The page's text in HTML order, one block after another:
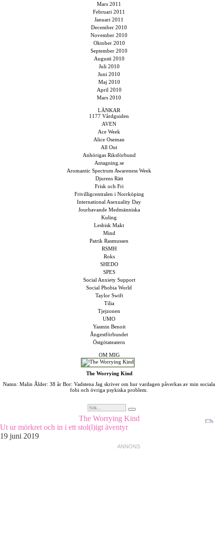
Mars 2011
Februari 2011
Januari 2011
December 2010
November 2010
Oktober 2010
September 2010
Augusti 2010
Juli 2010
Juni 2010
Maj 2010
April 2010
Mars 2010
LÄNKAR
1177 Vårdguiden
AVEN
Ace Week
Alice Oseman
All Out
Anhörigas Riksförbund
Antagning.se
Aromantic Spectrum Awareness Week
Djurens Rätt
Frisk och Fri
Frivilligcentralen i Norrköping
International Asexuality Day
Jourhavande Medmänniska
Kuling
Lesbisk Makt
Mind
Patrik Rasmussen
RSMH
Roks
SHEDO
SPES
Social Anxiety Support
Social Phobia World
Taylor Swift
Tilia
Tjejzonen
UMO
Yasmin Benoit
Ångestförbundet
Östgötateatern
OM MIG
The Worrying Kind
Namn: Malin Ålder: 38 år Bor: Vadstena Jag skriver om hur vardagen påverkas av min sociala
fobi och övriga psykiska problem.
The Worrying Kind
Ut ur mörkret och in i ett stol(l)igt äventyr
19 juni 2019